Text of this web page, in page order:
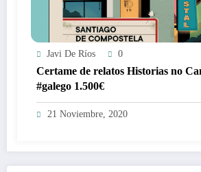
Javi De Ríos 0
Certame de relatos Historias no
#galego 1.500€
21 Noviembre, 2020